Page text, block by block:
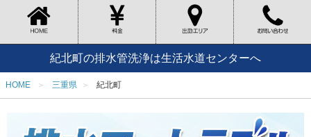
紀北町の排水管洗浄は生活水道センターへ
HOME 三重県 紀北町